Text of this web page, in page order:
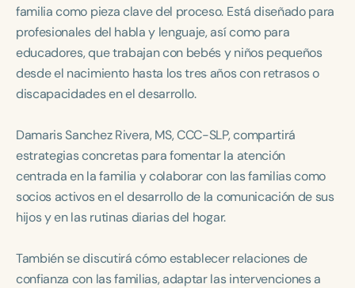
School-Aged
Young Adults Adults
Course Duration
h h+
familia como pieza clave del proceso. Está diseñado para
profesionales del habla y lenguaje, así como para
educadores, que trabajan con bebés y niños pequeños
desde el nacimiento hasta los tres años con retrasos o
discapacidades en el desarrollo.
Damaris Sanchez Rivera, MS, CCC-SLP, compartirá
estrategias concretas para fomentar la atención
centrada en la familia y colaborar con las familias como
socios activos en el desarrollo de la comunicación de sus
hijos y en las rutinas diarias del hogar.
También se discutirá cómo establecer relaciones de
confianza con las familias, adaptar las intervenciones a